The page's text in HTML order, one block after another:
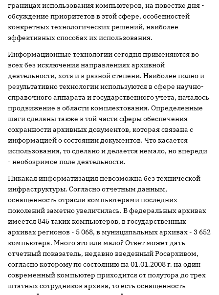
границах использования компьютеров, на повестке дня -
обсуждение приоритетов в этой сфере, особенностей
конкретных технологических решений, наиболее
эффективных способах их использования.
Информационные технологии сегодня применяются во
всех без исключения направлениях архивной
деятельности, хотя и в разной степени. Наиболее полно и
результативно технологии используются в сфере научно-
справочного аппарата и государственного учета, началось
продвижение в области комплектования. Определенные
шаги сделаны также в той части сферы обеспечения
сохранности архивных документов, которая связана с
информацией о состоянии документов. Что касается
использования, то сделано и делается немало, но впереди
- необозримое поле деятельности.
Никакая информатизация невозможна без технической
инфраструктуры. Согласно отчетным данным,
оснащенность отрасли компьютерами последних
поколений заметно увеличилась. В федеральных архивах
имеется 845 таких компьютеров, в государственных
архивах регионов - 5 068, в муниципальных архивах - 3 652
компьютера. Много это или мало? Ответ может дать
отчетный показатель, недавно введенный Росархивом,
согласно которому по состоянию на 01.01.2008 г. на один
современный компьютер приходится от полутора до трех
штатных сотрудников архива, то есть оснащенность